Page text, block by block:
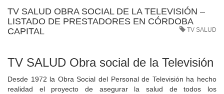
TV SALUD OBRA SOCIAL DE LA TELEVISIÓN –
LISTADO DE PRESTADORES EN CÓRDOBA
CAPITAL
TV SALUD
TV SALUD Obra social de la Televisión
Desde 1972 la Obra Social del Personal de Televisión ha hecho
realidad el proyecto de asegurar la salud de todos los